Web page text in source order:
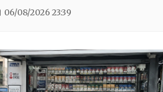
06/08/2026 23:39